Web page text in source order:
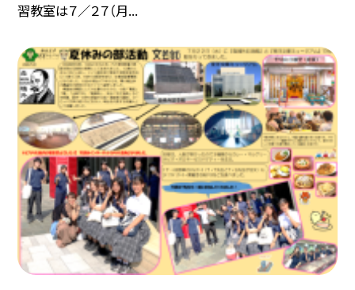
習教室は７／２７（月...